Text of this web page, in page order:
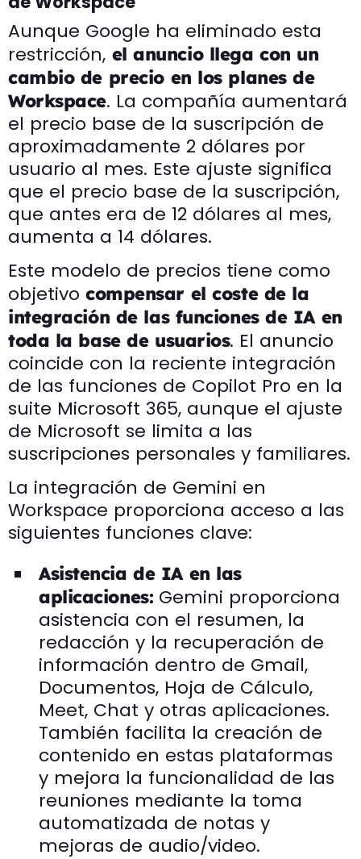
Aunque Google ha eliminado esta
restricción, el anuncio llega con un
cambio de precio en los planes de
Workspace. La compañía aumentará
el precio base de la suscripción de
aproximadamente 2 dólares por
usuario al mes. Este ajuste significa
que el precio base de la suscripción,
que antes era de 12 dólares al mes,
aumenta a 14 dólares.
Este modelo de precios tiene como
objetivo compensar el coste de la
integración de las funciones de IA en
toda la base de usuarios. El anuncio
coincide con la reciente integración
de las funciones de Copilot Pro en la
suite Microsoft 365, aunque el ajuste
de Microsoft se limita a las
suscripciones personales y familiares.
La integración de Gemini en
Workspace proporciona acceso a las
siguientes funciones clave:
Asistencia de IA en las
aplicaciones: Gemini proporciona
asistencia con el resumen, la
redacción y la recuperación de
información dentro de Gmail,
Documentos, Hoja de Cálculo,
Meet, Chat y otras aplicaciones.
También facilita la creación de
contenido en estas plataformas
y mejora la funcionalidad de las
reuniones mediante la toma
automatizada de notas y
mejoras de audio/video.